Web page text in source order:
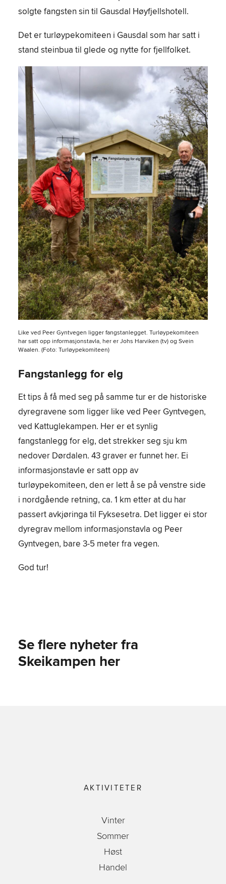
solgte fangsten sin til Gausdal Høyfjellshotell.
Det er turløypekomiteen i Gausdal som har satt i
stand steinbua til glede og nytte for fjellfolket.
Like ved Peer Gyntvegen ligger fangstanlegget. Turløypekomiteen
har satt opp informasjonstavla, her er Johs Harviken (tv) og Svein
Waalen. (Foto: Turløypekomiteen)
Fangstanlegg for elg
Et tips å få med seg på samme tur er de historiske
dyregravene som ligger like ved Peer Gyntvegen,
ved Kattuglekampen. Her er et synlig
fangstanlegg for elg, det strekker seg sju km
nedover Dørdalen. 43 graver er funnet her. Ei
informasjonstavle er satt opp av
turløypekomiteen, den er lett å se på venstre side
i nordgående retning, ca. 1 km etter at du har
passert avkjøringa til Fyksesetra. Det ligger ei stor
dyregrav mellom informasjonstavla og Peer
Gyntvegen, bare 3-5 meter fra vegen.
God tur!
Se flere nyheter fra
Skeikampen her
AKTIVITETER
Vinter
Sommer
Høst
Handel